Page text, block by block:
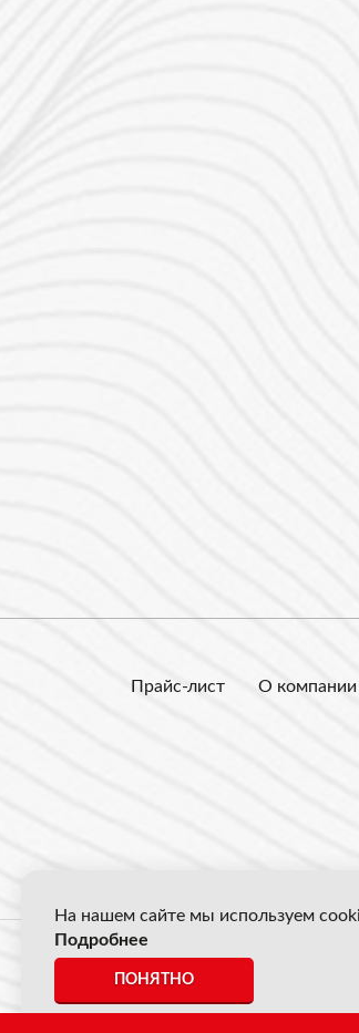
Прайс-лист О компании
© 2026 Акрон Скрап
*Все цены указанные на сайте не
На нашем сайте мы используем
Подробнее
ПОНЯТНО